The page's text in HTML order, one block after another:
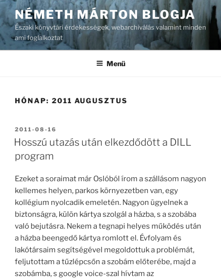
Tartalomhoz
NÉMETH MÁRTON BLOGJA
Északi könyvtári érdekességek, webarchiválás valamint minden
ami foglalkoztat
Menü
HÓNAP: 2011 AUGUSZTUS
BEKÜLDVE:
2011-08-16
Hosszú utazás után elkezdődött a DILL
program
Ezeket a soraimat már Oslóból írom a szállásom nagyon
kellemes helyen, parkos környezetben van, egy
kollégium nyolcadik emeletén. Nagyon ügyelnek a
biztonságra, külön kártya szolgál a házba, s a szobába
való bejutásra. Nekem a tegnapi helyes működés után
a házba beengedő kártya romlott el. Évfolyam és
lakótársaim segítségével megoldottuk a problémát,
feljutottam a tűzlépcsőn a szobám előterébe, majd a
szobámba, s google voice-szal hívtam az